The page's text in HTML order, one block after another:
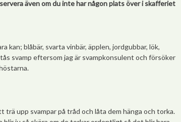
även om du inte har någon plats över i skafferiet
kan; blåbär, svarta vinbär, äpplen, jordgubbar, lök,
svamp eftersom jag är svampkonsulent och försöker
trä upp svampar på tråd och låta dem hänga och torka.